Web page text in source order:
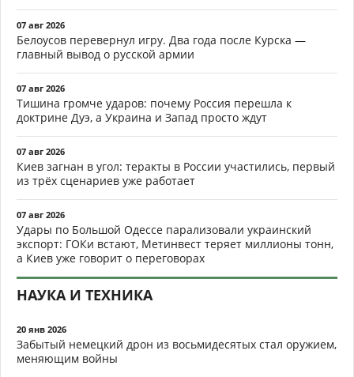
07 авг 2026
Белоусов перевернул игру. Два года после Курска —
главный вывод о русской армии
07 авг 2026
Тишина громче ударов: почему Россия перешла к
доктрине Дуэ, а Украина и Запад просто ждут
07 авг 2026
Киев загнан в угол: теракты в России участились, первый
из трёх сценариев уже работает
07 авг 2026
Удары по Большой Одессе парализовали украинский
экспорт: ГОКи встают, Метинвест теряет миллионы тонн,
а Киев уже говорит о переговорах
НАУКА И ТЕХНИКА
20 янв 2026
Забытый немецкий дрон из восьмидесятых стал оружием,
меняющим войны